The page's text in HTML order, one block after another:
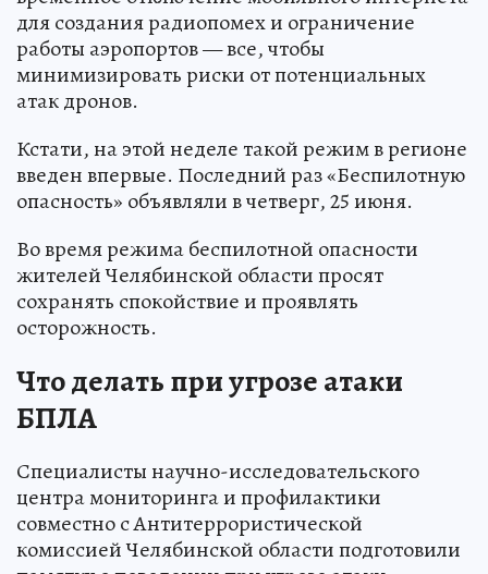
для создания радиопомех и ограничение
работы аэропортов — все, чтобы
минимизировать риски от потенциальных
атак дронов.
Кстати, на этой неделе такой режим в регионе
введен впервые. Последний раз «Беспилотную
опасность» объявляли в четверг, 25 июня.
Во время режима беспилотной опасности
жителей Челябинской области просят
сохранять спокойствие и проявлять
осторожность.
Что делать при угрозе атаки
БПЛА
Специалисты научно-исследовательского
центра мониторинга и профилактики
совместно с Антитеррористической
комиссией Челябинской области подготовили